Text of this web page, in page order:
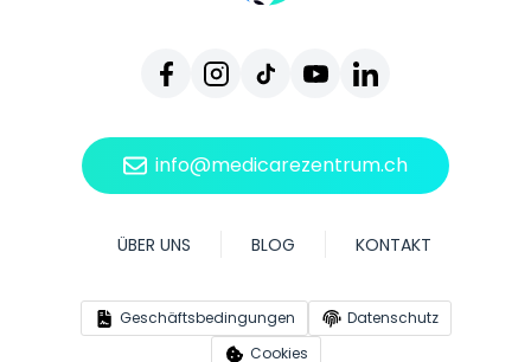
sich jederzeit vom Erhalt unserer E-Mails
Widerruf Ihrer Einwilligung erhalten Sie keine
Dienstleistungen nutzen.
info@medicarezentrum.ch
ÜBER UNS BLOG KONTAKT
Geschäftsbedingungen
Datenschutz
Cookies